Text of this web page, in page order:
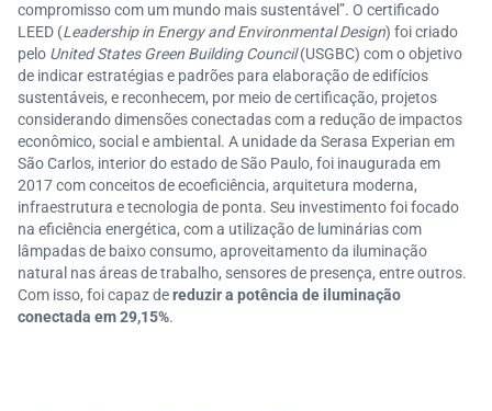
compromisso com um mundo mais sustentável”. O certificado
LEED (Leadership in Energy and Environmental Design) foi criado
pelo United States Green Building Council(USGBC) com o objetivo
de indicar estratégias e padrões para elaboração de edifícios
sustentáveis, e reconhecem, por meio de certificação, projetos
considerando dimensões conectadas com a redução de impactos
econômico, social e ambiental. A unidade da Serasa Experian em
São Carlos, interior do estado de São Paulo, foi inaugurada em
2017 com conceitos de ecoeficiência, arquitetura moderna,
infraestrutura e tecnologia de ponta. Seu investimento foi focado
na eficiência energética, com a utilização de luminárias com
lâmpadas de baixo consumo, aproveitamento da iluminação
natural nas áreas de trabalho, sensores de presença, entre outros.
Com isso, foi capaz dereduzir a potência de iluminação
conectada em 29,15%.